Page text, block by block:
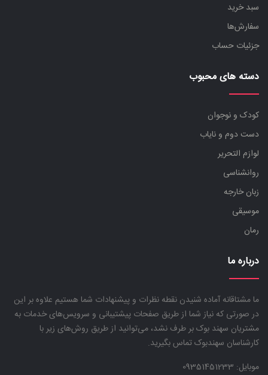
سبد خرید
سفارش‌ها
جزئیات حساب
دسته های محبوب
کودک و نوجوان
دست دوم و نایاب
لوازم التحریر
روانشناسی
زبان خارجه
موسیقی
رمان
درباره ما
ما مشتاقانه آماده شنیدن نقطه نظرات و پیشنهادات شما هستیم علاوه بر این
در صورتی که نیاز شما از طریق صفحات پیشتیبانی و سرویس‌های خدمات به
مشتریان سهند بوک بر طرف نشد، می‌توانید از طریق روش‌های زیر با
کارشناسان سهندبوک تماس بگیرید.
موبایل: